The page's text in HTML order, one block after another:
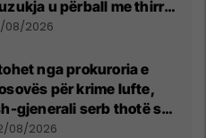
u përball me thirrje
shqiptare nga
08/2026
nga prokuroria e
për krime lufte,
gjenerali serb thotë se
e tradhtoi në
08/2026